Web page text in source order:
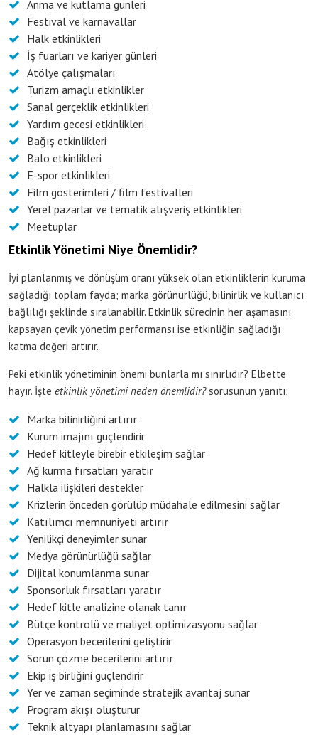
Anma ve kutlama günleri
Festival ve karnavallar
Halk etkinlikleri
İş fuarları ve kariyer günleri
Atölye çalışmaları
Turizm amaçlı etkinlikler
Sanal gerçeklik etkinlikleri
Yardım gecesi etkinlikleri
Bağış etkinlikleri
Balo etkinlikleri
E-spor etkinlikleri
Film gösterimleri / film festivalleri
Yerel pazarlar ve tematik alışveriş etkinlikleri
Meetuplar
Etkinlik Yönetimi Niye Önemlidir?
İyi planlanmış ve dönüşüm oranı yüksek olan etkinliklerin kuruma
sağladığı toplam fayda; marka görünürlüğü, bilinirlik ve kullanıcı
bağlılığı şeklinde sıralanabilir. Etkinlik sürecinin her aşamasını
kapsayan çevik yönetim performansı ise etkinliğin sağladığı
katma değeri artırır.
Peki etkinlik yönetiminin önemi bunlarla mı sınırlıdır? Elbette
hayır. İşte etkinlik yönetimi neden önemlidir?sorusunun yanıtı;
Marka bilinirliğini artırır
Kurum imajını güçlendirir
Hedef kitleyle birebir etkileşim sağlar
Ağ kurma fırsatları yaratır
Halkla ilişkileri destekler
Krizlerin önceden görülüp müdahale edilmesini sağlar
Katılımcı memnuniyeti artırır
Yenilikçi deneyimler sunar
Medya görünürlüğü sağlar
Dijital konumlanma sunar
Sponsorluk fırsatları yaratır
Hedef kitle analizine olanak tanır
Bütçe kontrolü ve maliyet optimizasyonu sağlar
Operasyon becerilerini geliştirir
Sorun çözme becerilerini artırır
Ekip iş birliğini güçlendirir
Yer ve zaman seçiminde stratejik avantaj sunar
Program akışı oluşturur
Teknik altyapı planlamasını sağlar